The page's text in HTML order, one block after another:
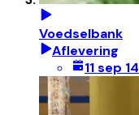
Voedselbank
Aflevering
11 sep 14